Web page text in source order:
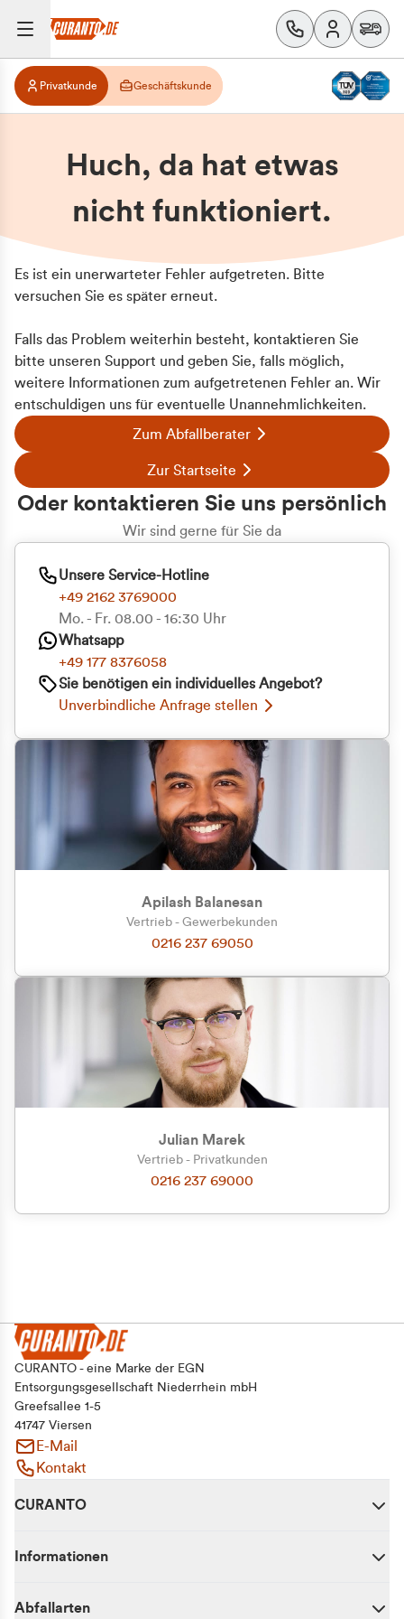
Privatkunde Geschäftskunde
Huch, da hat etwas
nicht funktioniert.
Es ist ein unerwarteter Fehler aufgetreten. Bitte
versuchen Sie es später erneut.
Falls das Problem weiterhin besteht, kontaktieren Sie
bitte unseren Support und geben Sie, falls möglich,
weitere Informationen zum aufgetretenen Fehler an. Wir
entschuldigen uns für eventuelle Unannehmlichkeiten.
Zum Abfallberater
Zur Startseite
Oder kontaktieren Sie uns persönlich
Wir sind gerne für Sie da
Unsere Service-Hotline
+49 2162 3769000
Mo. - Fr. 08.00 - 16:30 Uhr
Whatsapp
+49 177 8376058
Sie benötigen ein individuelles Angebot?
Unverbindliche Anfrage stellen
Apilash Balanesan
Vertrieb - Gewerbekunden
0216 237 69050
Julian Marek
Vertrieb - Privatkunden
0216 237 69000
CURANTO - eine Marke der EGN
Entsorgungsgesellschaft Niederrhein mbH
Greefsallee 1-5
41747 Viersen
E-Mail
Kontakt
CURANTO
Informationen
Abfallarten